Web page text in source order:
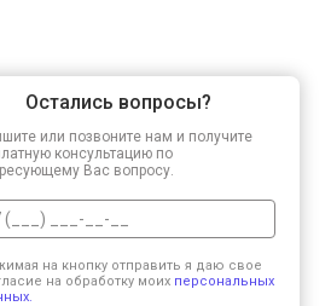
Остались вопросы?
или позвоните нам и получите
консультацию по
Вас вопросу.
на кнопку отправить я даю свое
на обработку моих персональных